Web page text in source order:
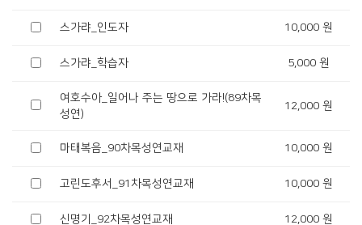
스가랴_인도자 10,000 원
스가랴_학습자 5,000 원
여호수아_일어나 주는 땅으로 가라!(89차목
성연)
12,000 원
마태복음_90차목성연교재 10,000 원
고린도후서_91차목성연교재 10,000 원
신명기_92차목성연교재 12,000 원